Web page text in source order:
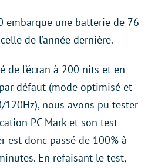
embarque une batterie de 76
de l’année dernière.
l’écran à 200 nits et en
défaut (mode optimisé et
nous avons pu tester
PC Mark et son test
est donc passé de 100% à
En refaisant le test,